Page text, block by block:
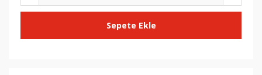
Sepete Ekle